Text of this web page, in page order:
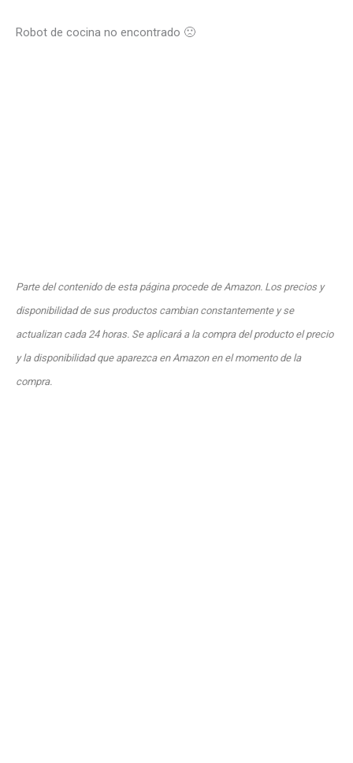
Robot de cocina no encontrado 🙁
Parte del contenido de esta página procede de Amazon. Los precios y
disponibilidad de sus productos cambian constantemente y se
actualizan cada 24 horas. Se aplicará a la compra del producto el precio
y la disponibilidad que aparezca en Amazon en el momento de la
compra.